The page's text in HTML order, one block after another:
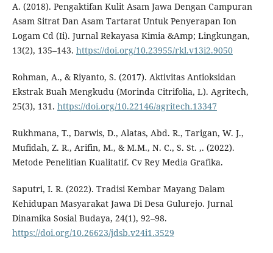
A. (2018). Pengaktifan Kulit Asam Jawa Dengan Campuran
Asam Sitrat Dan Asam Tartarat Untuk Penyerapan Ion
Logam Cd (Ii). Jurnal Rekayasa Kimia &Amp; Lingkungan,
13(2), 135–143. https://doi.org/10.23955/rkl.v13i2.9050
Rohman, A., & Riyanto, S. (2017). Aktivitas Antioksidan
Ekstrak Buah Mengkudu (Morinda Citrifolia, L). Agritech,
25(3), 131. https://doi.org/10.22146/agritech.13347
Rukhmana, T., Darwis, D., Alatas, Abd. R., Tarigan, W. J.,
Mufidah, Z. R., Arifin, M., & M.M., N. C., S. St. ,. (2022).
Metode Penelitian Kualitatif. Cv Rey Media Grafika.
Saputri, I. R. (2022). Tradisi Kembar Mayang Dalam
Kehidupan Masyarakat Jawa Di Desa Gulurejo. Jurnal
Dinamika Sosial Budaya, 24(1), 92–98.
https://doi.org/10.26623/jdsb.v24i1.3529